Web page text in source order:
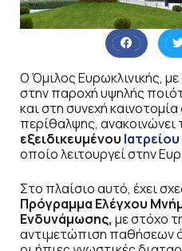
Ο Όμιλος Ευρωκλινικής,
στην παροχή υψηλής
και στη συνεχή
περίθαλψης, ανακοινώνει
εξειδικευμένου
οποίο λειτουργεί στην
Στο πλαίσιο αυτό, έχει
Πρόγραμμα Ελέγχου
Ενδυνάμωσης, με στόχο
αντιμετώπιση παθήσεων